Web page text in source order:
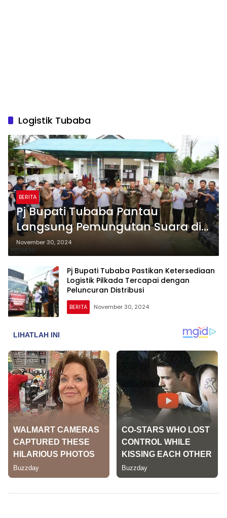
Logistik Tubaba
BERITA
Pj Bupati Tubaba Pantau
Langsung Pemungutan Suara di
TPS untuk Pastikan Pilkada Aman
dan Lancar
November 30, 2024
Pj Bupati Tubaba Pastikan Ketersediaan
Logistik Pilkada Tercapai dengan
Peluncuran Distribusi
BERITA November 30, 2024